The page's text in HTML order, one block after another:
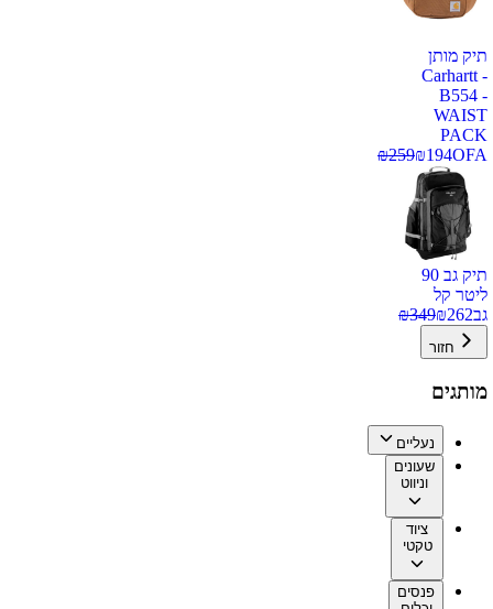
תיק מותן
Carhartt -
B554 -
WAIST
PACK
OFA
₪194
₪259
תיק גב 90
ליטר קל
גב
₪262
₪349
חזור
מותגים
נעליים
שעונים
וניווט
ציוד
טקטי
פנסים